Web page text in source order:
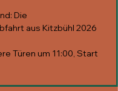
Die
aus Kitzbühl 2026
Türen um 11:00, Start